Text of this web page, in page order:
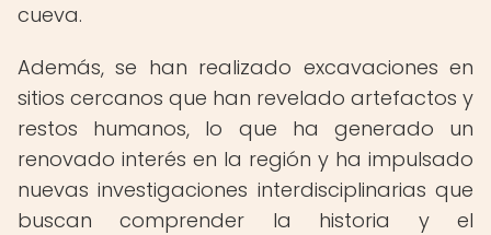
cueva.
Además, se han realizado excavaciones en
sitios cercanos que han revelado artefactos y
restos humanos, lo que ha generado un
renovado interés en la región y ha impulsado
nuevas investigaciones interdisciplinarias que
buscan comprender la historia y el